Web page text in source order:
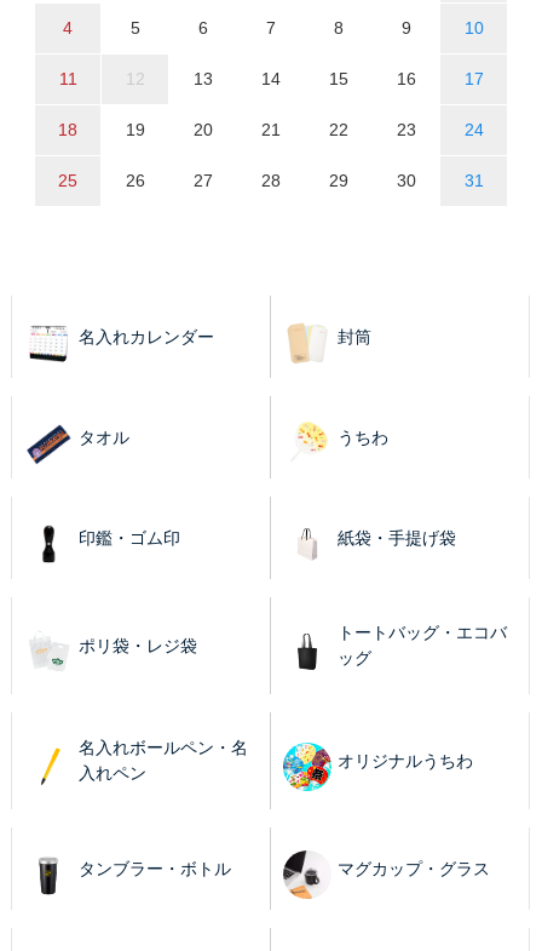
4 5 6 7 8 9 10
11 12 13 14 15 16 17
18 19 20 21 22 23 24
25 26 27 28 29 30 31
名入れカレンダー 封筒
タオル うちわ
印鑑・ゴム印 紙袋・手提げ袋
ポリ袋・レジ袋
トートバッグ・エコバ
ッグ
名入れボールペン・名
入れペン
オリジナルうちわ
タンブラー・ボトル マグカップ・グラス